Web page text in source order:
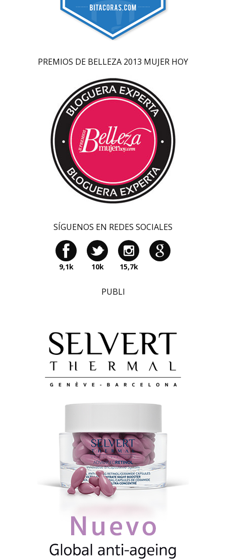
PREMIOS DE BELLEZA 2013 MUJER HOY
SÍGUENOS EN REDES SOCIALES
9,1k 10k 15,7k
PUBLI